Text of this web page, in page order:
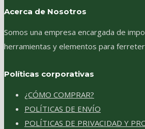
Acerca de Nosotros
Somos una empresa encargada de
herramientas y elementos para
Políticas corporativas
¿CÓMO COMPRAR?
POLÍTICAS DE ENVÍO
POLÍTICAS DE PRIVACIDAD Y